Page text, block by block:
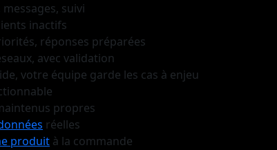
messages, suivi
inactifs
réponses préparées
avec validation
votre équipe garde les cas à enjeu
propres
réelles
produit à la commande